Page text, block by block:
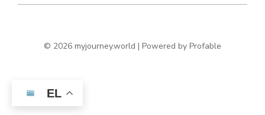
© 2026 myjourney.world | Powered by Profable
EL